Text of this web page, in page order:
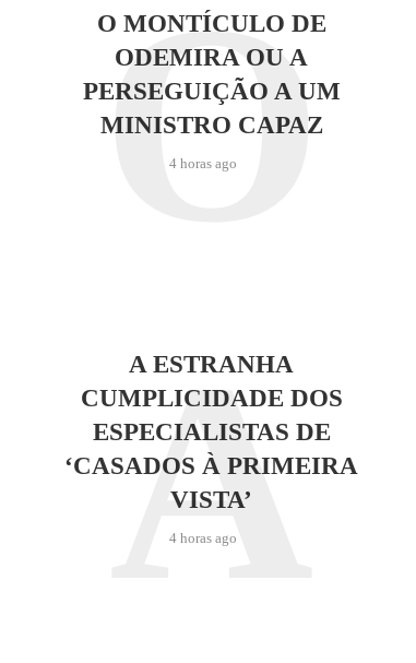
O MONTÍCULO DE
ODEMIRA OU A
PERSEGUIÇÃO A UM
MINISTRO CAPAZ
4 horas ago
O
A ESTRANHA
CUMPLICIDADE DOS
ESPECIALISTAS DE
‘CASADOS À PRIMEIRA
VISTA’
4 horas ago
A